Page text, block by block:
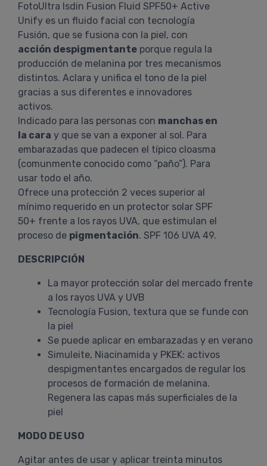
FotoUltra Isdin Fusion Fluid SPF50+ Active
Unify es un fluido facial con tecnología
Fusión, que se fusiona con la piel, con
acción despigmentante porque regula la
producción de melanina por tres mecanismos
distintos. Aclara y unifica el tono de la piel
gracias a sus diferentes e innovadores
activos.
Indicado para las personas con manchas en
la cara y que se van a exponer al sol. Para
embarazadas que padecen el típico cloasma
(comunmente conocido como “paño”). Para
usar todo el año.
Ofrece una protección 2 veces superior al
mínimo requerido en un protector solar SPF
50+ frente a los rayos UVA, que estimulan el
proceso de pigmentación. SPF 106 UVA 49.
DESCRIPCIÓN
La mayor protección solar del mercado frente
a los rayos UVA y UVB
Tecnología Fusion, textura que se funde con
la piel
Se puede aplicar en embarazadas y en verano
Simuleite, Niacinamida y PKEK: activos
despigmentantes encargados de regular los
procesos de formación de melanina.
Regenera las capas más superficiales de la
piel
MODO DE USO
Agitar antes de usar y aplicar treinta minutos